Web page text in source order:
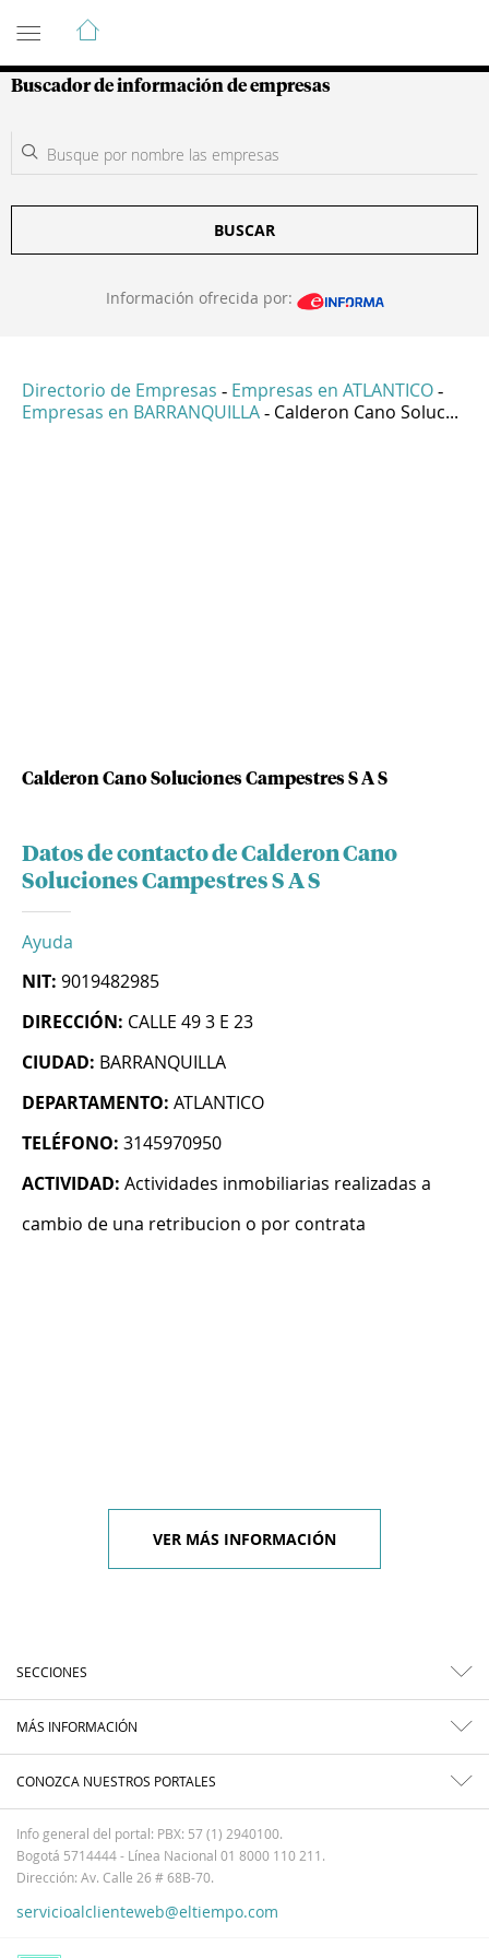
Guía de Empresas Colombianas
Buscador de información de empresas
BUSCAR
Información ofrecida por:
Directorio de Empresas - Empresas en ATLANTICO -
Empresas en BARRANQUILLA - Calderon Cano Soluc...
Calderon Cano Soluciones Campestres S A S
Datos de contacto de Calderon Cano
Soluciones Campestres S A S
Ayuda
NIT: 9019482985
DIRECCIÓN: CALLE 49 3 E 23
CIUDAD: BARRANQUILLA
DEPARTAMENTO: ATLANTICO
TELÉFONO: 3145970950
ACTIVIDAD: Actividades inmobiliarias realizadas a
cambio de una retribucion o por contrata
VER MÁS INFORMACIÓN
SECCIONES
MÁS INFORMACIÓN
CONOZCA NUESTROS PORTALES
Info general del portal: PBX: 57 (1) 2940100.
Bogotá 5714444 - Línea Nacional 01 8000 110 211.
Dirección: Av. Calle 26 # 68B-70.
servicioalclienteweb@eltiempo.com